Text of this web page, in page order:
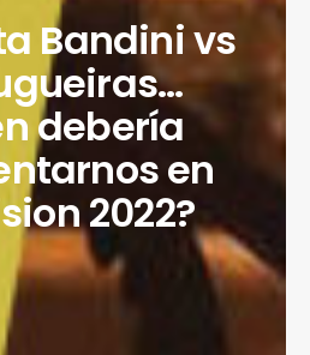
Bandini vs
debería
en
2022?